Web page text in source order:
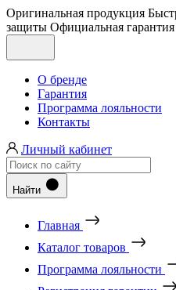
Оригинальная продукция
защиты Официальная
О бренде
Гарантия
Программа лояльности
Контакты
Личный кабинет
Найти
Главная
Каталог товаров
Программа лояльности